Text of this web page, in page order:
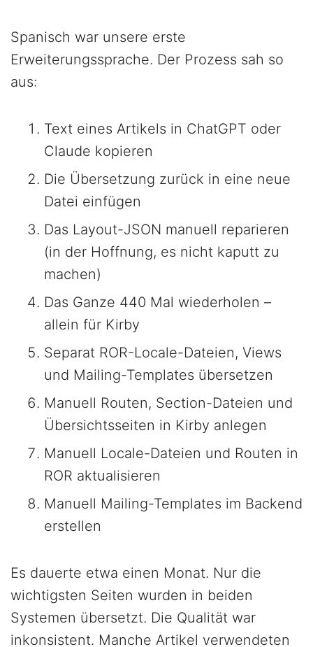
Spanisch war unsere erste
Erweiterungssprache. Der Prozess sah so
aus:
Text eines Artikels in ChatGPT oder
Claude kopieren
Die Übersetzung zurück in eine neue
Datei einfügen
Das Layout-JSON manuell reparieren
(in der Hoffnung, es nicht kaputt zu
machen)
Das Ganze 440 Mal wiederholen –
allein für Kirby
Separat ROR-Locale-Dateien, Views
und Mailing-Templates übersetzen
Manuell Routen, Section-Dateien und
Übersichtsseiten in Kirby anlegen
Manuell Locale-Dateien und Routen in
ROR aktualisieren
Manuell Mailing-Templates im Backend
erstellen
Es dauerte etwa einen Monat. Nur die
wichtigsten Seiten wurden in beiden
Systemen übersetzt. Die Qualität war
inkonsistent. Manche Artikel verwendeten